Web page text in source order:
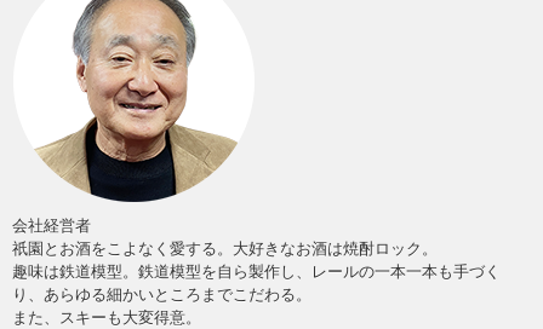
会社経営者
祇園とお酒をこよなく愛する。大好きなお酒は焼酎ロック。
趣味は鉄道模型。鉄道模型を自ら製作し、レールの一本一本も手づく
り、あらゆる細かいところまでこだわる。
また、スキーも大変得意。